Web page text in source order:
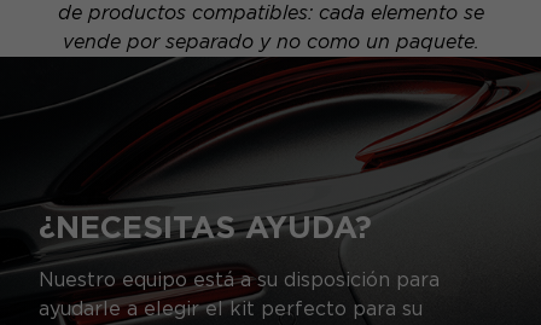
de productos compatibles: cada elemento se
vende por separado y no como un paquete.
¿NECESITAS AYUDA?
Nuestro equipo está a su disposición para
ayudarle a elegir el kit perfecto para su